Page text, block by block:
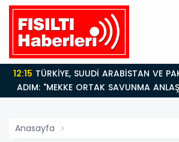
"MEKKE ORTAK SAVUNMA
Anasayfa